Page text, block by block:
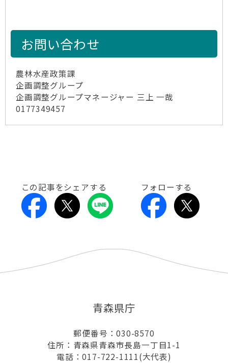
お問い合わせ
農林水産政策課
企画調整グループ
企画調整グループマネージャー 三上 一哉
0177349457
この記事をシェアする フォローする
青森県庁
郵便番号：030-8570
住所：青森県青森市長島一丁目1-1
電話：017-722-1111(大代表)